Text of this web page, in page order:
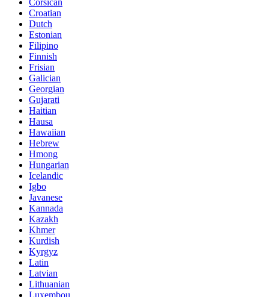
Corsican
Croatian
Dutch
Estonian
Filipino
Finnish
Frisian
Galician
Georgian
Gujarati
Haitian
Hausa
Hawaiian
Hebrew
Hmong
Hungarian
Icelandic
Igbo
Javanese
Kannada
Kazakh
Khmer
Kurdish
Kyrgyz
Latin
Latvian
Lithuanian
Luxembou..